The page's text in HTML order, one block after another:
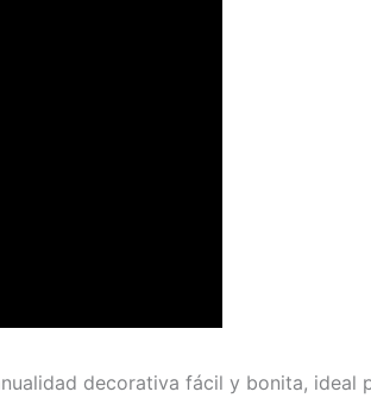
decorativa fácil y bonita, ideal